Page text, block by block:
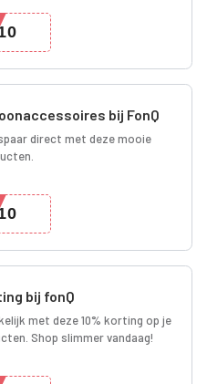
bij FonQ
direct met deze mooie
bij fonQ
met deze 10% korting op je
Shop slimmer vandaag!